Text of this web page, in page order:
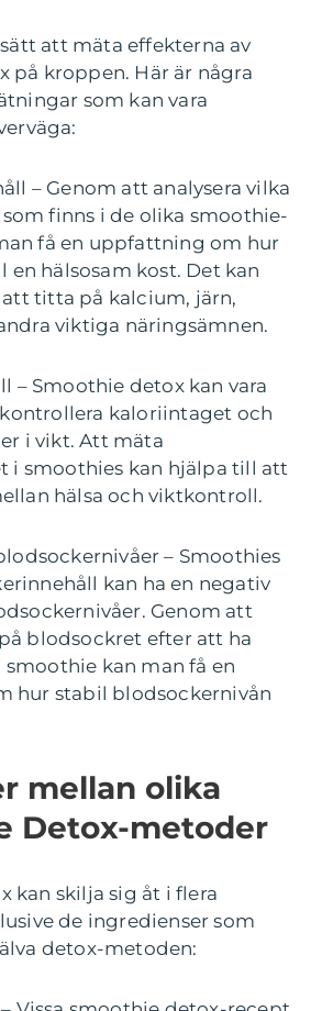
att mäta effekterna av
på kroppen. Här är några
som kan vara
– Genom att analysera vilka
finns i de olika smoothie-
få en uppfattning om hur
en hälsosam kost. Det kan
att titta på kalcium, järn,
viktiga näringsämnen.
– Smoothie detox kan vara
kaloriintaget och
i vikt. Att mäta
i smoothies kan hjälpa till att
hälsa och viktkontroll.
– Smoothies
kan ha en negativ
Genom att
blodsockret efter att ha
smoothie kan man få en
hur stabil blodsockernivån
mellan olika
Detox-metoder
kan skilja sig åt i flera
de ingredienser som
detox-metoden: